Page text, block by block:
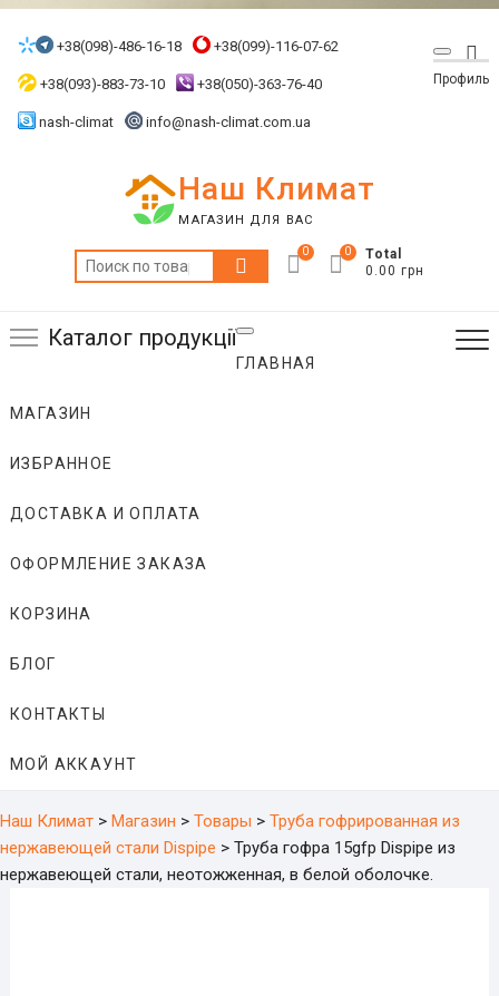
Skip
+38(098)-486-16-18 +38(099)-116-07-62
+38(093)-883-73-10 +38(050)-363-76-40
nash-climat info@nash-climat.com.ua
Профиль
Наш Климат
МАГАЗИН ДЛЯ ВАС
Искать:
0
Total
0.00 грн
0
Каталог продукції
ГЛАВНАЯ
МАГАЗИН
ИЗБРАННОЕ
ДОСТАВКА И ОПЛАТА
ОФОРМЛЕНИЕ ЗАКАЗА
КОРЗИНА
БЛОГ
КОНТАКТЫ
МОЙ АККАУНТ
Наш Климат > Магазин > Товары > Труба гофрированная из
нержавеющей стали Dispipe > Труба гофра 15gfp Dispipe из
нержавеющей стали, неотожженная, в белой оболочке.